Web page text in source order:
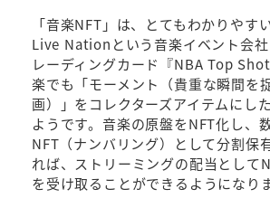
「音楽NFT」は、とてもわかりやす
Live Nationという音楽イベント会社
レーディングカード『NBA Top
楽でも「モーメント（貴重な瞬間を
画）」をコレクターズアイテムにし
ようです。音楽の原盤をNFT化し、
NFT（ナンバリング）として分割保
れば、ストリーミングの配当として
を受け取ることができるようになりま